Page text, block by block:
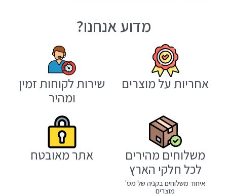
מדוע אנחנו?
אחריות על מוצרים
שירות לקוחות זמין
ומהיר
משלוחים מהירים
לכל חלקי הארץ
איחוד משלוחים בקניה של מס'
מוצרים
אתר מאובטח